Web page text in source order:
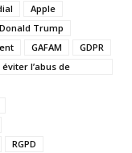
Apple
Donald Trump
GAFAM
GDPR
l’abus de
RGPD